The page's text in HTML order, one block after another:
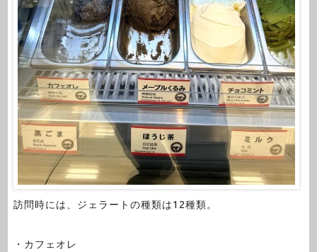
訪問時には、ジェラートの種類は12種類。
・カフェオレ